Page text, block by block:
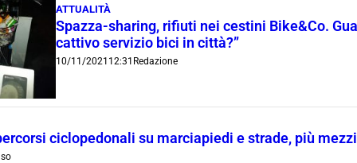
ATTUALITÀ
Spazza-sharing, rifiuti nei cestini Bike&Co.
cattivo servizio bici in città?”
10/11/2021 12:31 Redazione
ciclopedonali su marciapiedi e strade, più